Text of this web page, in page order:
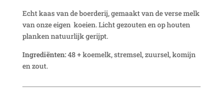
Echt kaas van de boerderij, gemaakt van de verse melk
van onze eigen koeien. Licht gezouten en op houten
planken natuurlijk gerijpt.
Ingrediënten:48 + koemelk, stremsel, zuursel, komijn
en zout.